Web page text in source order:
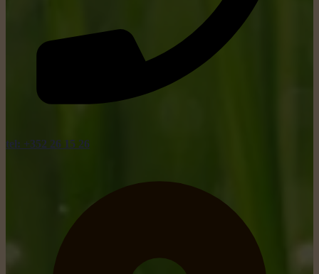
tel: +352 26 15 26